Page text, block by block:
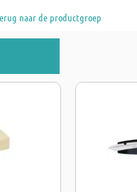
naar de productgroep